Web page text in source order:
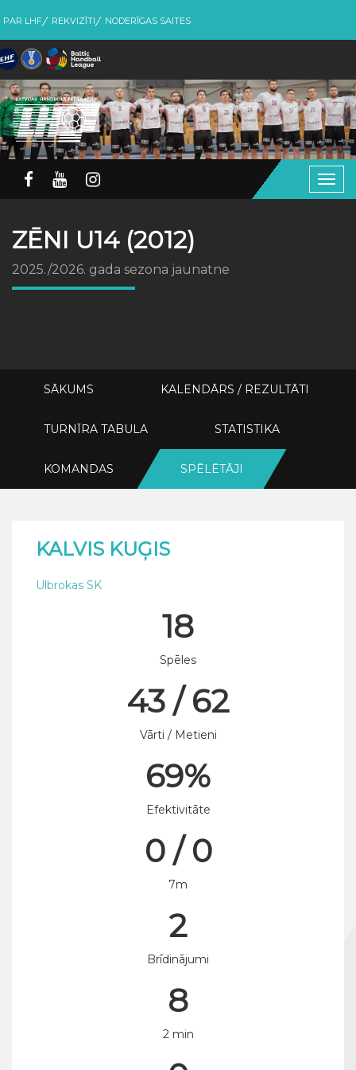
PAR LHF REKVIZĪTI NODERĪGAS SAITES
ZĒNI U14 (2012)
2025./2026. gada sezona jaunatne
SĀKUMS KALENDĀRS / REZULTĀTI
TURNĪRA TABULA STATISTIKA
KOMANDAS SPĒLĒTĀJI
KALVIS KUĢIS
Ulbrokas SK
18
Spēles
43 / 62
Vārti / Metieni
69%
Efektivitāte
0 / 0
7m
2
Brīdinājumi
8
2 min